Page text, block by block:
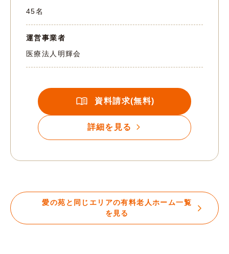
45名
運営事業者
医療法人明輝会
資料請求(無料)
詳細を見る
愛の苑と同じエリアの有料老人ホーム一覧
を見る